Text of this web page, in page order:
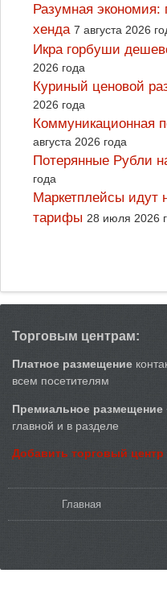
Разумная экономия:
хенда 7 августа 2026
Икра горбуши
2026 года
Куриный ценовой
2026 года
Коммуникационная
августа 2026 года
Потерянные Рубли
года
Маркетплейсы идут
тарифы 28 июля 2026
Торговым центрам:
Платное размещение
всем посетителям
Премиальное размещение
главной и в разделе
Добавить торговый центр
Главная